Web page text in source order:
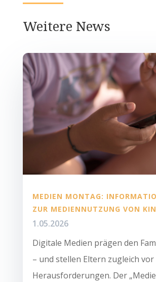
Weitere News
MEDIEN MONTAG:
ZUR MEDIENNUTZUNG VON
1.05.2026
Digitale Medien prägen den
– und stellen Eltern zugleich vor
Herausforderungen. Der